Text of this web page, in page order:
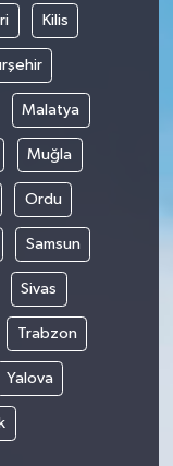
Kilis
Malatya
Muğla
Ordu
Samsun
Sivas
Trabzon
Yalova